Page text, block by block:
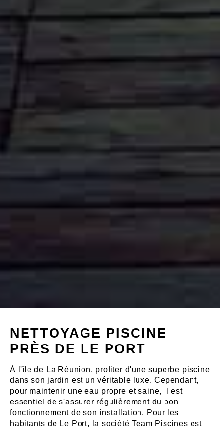
NETTOYAGE PISCINE
PRÈS DE LE PORT
À l'île de La Réunion, profiter d'une superbe piscine
dans son jardin est un véritable luxe. Cependant,
pour maintenir une eau propre et saine, il est
essentiel de s'assurer régulièrement du bon
fonctionnement de son installation. Pour les
habitants de Le Port, la société Team Piscines est